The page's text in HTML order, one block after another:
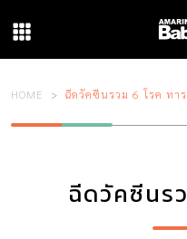
HOME ฉีดวัคซีนรวม 6 โรค ทา
ฉีดวัคซีนร